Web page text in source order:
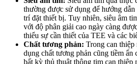
thường được sử dụng để hướng
trí đặt thiết bị. Tuy nhiên, siêu âm
với độ phân giải cao ngày càng
thiểu sự cần thiết của TEE và các
Chất tương phản: Trong can thiệp
dụng chất tương phản cũng tiềm
bất kỳ thủ thuật thông tim can thiệp